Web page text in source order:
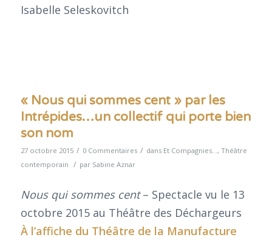
Isabelle Seleskovitch
« Nous qui sommes cent » par les
Intrépides…un collectif qui porte bien
son nom
27 octobre 2015 / 0 Commentaires / dans Et Compagnies... , Théâtre
contemporain / par Sabine Aznar
Nous qui sommes cent– Spectacle vu le 13
octobre 2015 au Théâtre des Déchargeurs
Àl’affiche du Théâtre de la Manufacture